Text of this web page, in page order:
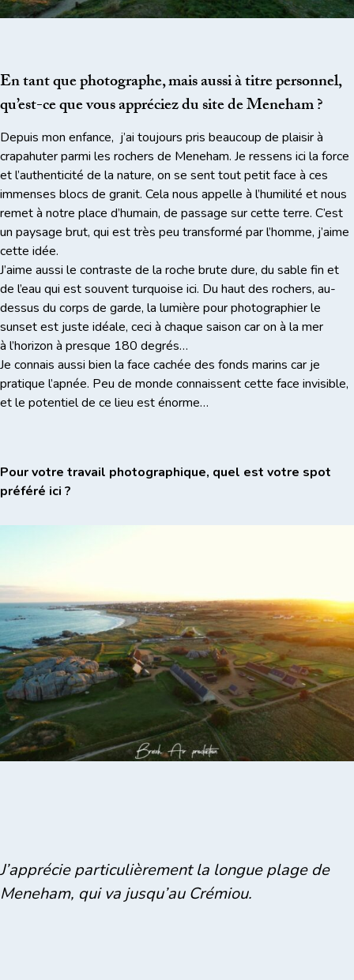
En tant que photographe, mais aussi à titre personnel,
qu’est-ce que vous appréciez du site de Meneham ?
Depuis mon enfance, j’ai toujours pris beaucoup de plaisir à
crapahuter parmi les rochers de Meneham. Je ressens ici la force
et l’authenticité de la nature, on se sent tout petit face à ces
immenses blocs de granit. Cela nous appelle à l’humilité et nous
remet à notre place d’humain, de passage sur cette terre. C’est
un paysage brut, qui est très peu transformé par l’homme, j’aime
cette idée.
J’aime aussi le contraste de la roche brute dure, du sable fin et
de l’eau qui est souvent turquoise ici. Du haut des rochers, au-
dessus du corps de garde, la lumière pour photographier le
sunset est juste idéale, ceci à chaque saison car on à la mer
à l’horizon à presque 180 degrés…
Je connais aussi bien la face cachée des fonds marins car je
pratique l’apnée. Peu de monde connaissent cette face invisible,
et le potentiel de ce lieu est énorme…
Pour votre travail photographique, quel est votre spot
préféré ici ?
J’apprécie particulièrement la longue plage de
Meneham, qui va jusqu’au Crémiou.